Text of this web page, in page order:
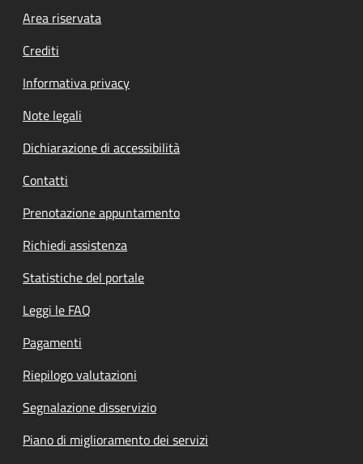
Footer menu
Area riservata
Crediti
Informativa privacy
Note legali
Dichiarazione di accessibilità
Contatti
Prenotazione appuntamento
Richiedi assistenza
Statistiche del portale
Leggi le FAQ
Pagamenti
Riepilogo valutazioni
Segnalazione disservizio
Piano di miglioramento dei servizi